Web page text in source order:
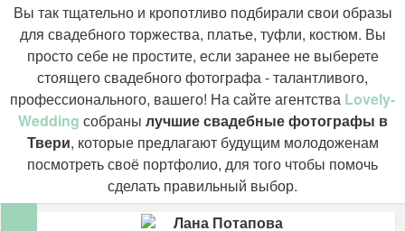
Вы так тщательно и кропотливо подбирали свои образы
для свадебного торжества, платье, туфли, костюм. Вы
просто себе не простите, если заранее не выберете
стоящего свадебного фотографа - талантливого,
профессионального, вашего! На сайте агентства Lovely-
Wedding собраны лучшие свадебные фотографы в
Твери, которые предлагают будущим молодоженам
посмотреть своё портфолио, для того чтобы помочь
сделать правильный выбор.
Лана Потапова